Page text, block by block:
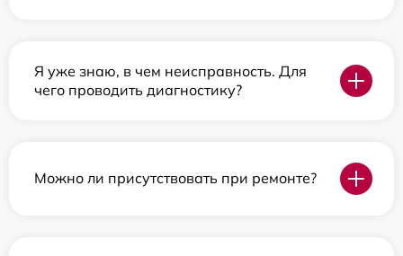
Я уже знаю, в чем неисправность. Для
чего проводить диагностику?
Можно ли присутствовать при ремонте?